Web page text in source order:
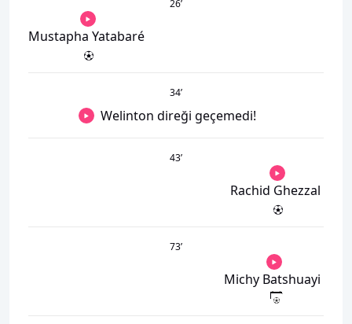
26’
Mustapha Yatabaré
34’
Welinton direği geçemedi!
43’
Rachid Ghezzal
73’
Michy Batshuayi